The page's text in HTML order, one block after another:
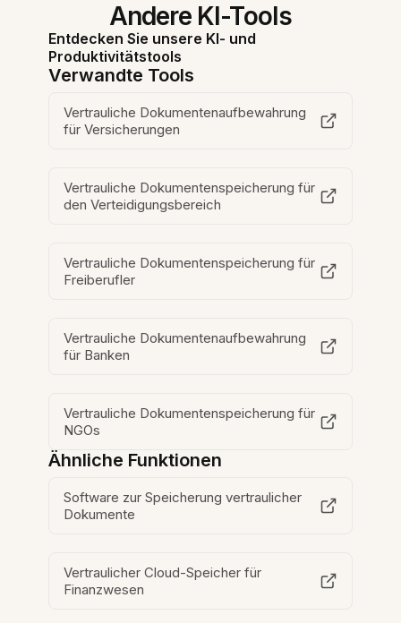
Andere KI-Tools
Entdecken Sie unsere KI- und
Produktivitätstools
Verwandte Tools
Vertrauliche Dokumentenaufbewahrung
für Versicherungen
Vertrauliche Dokumentenspeicherung für
den Verteidigungsbereich
Vertrauliche Dokumentenspeicherung für
Freiberufler
Vertrauliche Dokumentenaufbewahrung
für Banken
Vertrauliche Dokumentenspeicherung für
NGOs
Ähnliche Funktionen
Software zur Speicherung vertraulicher
Dokumente
Vertraulicher Cloud-Speicher für
Finanzwesen